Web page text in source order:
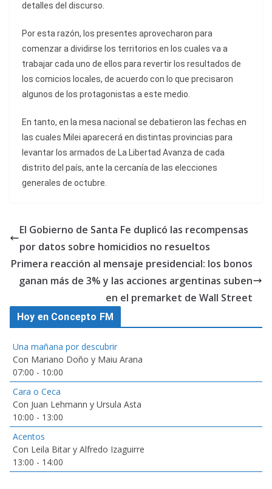
detalles del discurso.
Por esta razón, los presentes aprovecharon para
comenzar a dividirse los territorios en los cuales va a
trabajar cada uno de ellos para revertir los resultados de
los comicios locales, de acuerdo con lo que precisaron
algunos de los protagonistas a este medio.
En tanto, en la mesa nacional se debatieron las fechas en
las cuales Milei aparecerá en distintas provincias para
levantar los armados de La Libertad Avanza de cada
distrito del país, ante la cercanía de las elecciones
generales de octubre.
El Gobierno de Santa Fe duplicó las recompensas
por datos sobre homicidios no resueltos
Primera reacción al mensaje presidencial: los bonos
ganan más de 3% y las acciones argentinas suben
en el premarket de Wall Street
Hoy en Concepto FM
Una mañana por descubrir
Con Mariano Doño y Maiu Arana
07:00 - 10:00
Cara o Ceca
Con Juan Lehmann y Ursula Asta
10:00 - 13:00
Acentos
Con Leila Bitar y Alfredo Izaguirre
13:00 - 14:00